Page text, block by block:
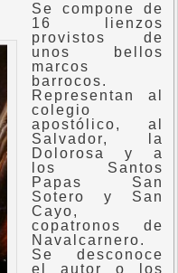
Se compone de
16 lienzos
provistos de
unos bellos
marcos
barrocos.
Representan al
colegio
apostólico, al
Salvador, la
Dolorosa y a
los Santos
Papas San
Sotero y San
Cayo,
copatronos de
Navalcarnero.
Se desconoce
el autor o los